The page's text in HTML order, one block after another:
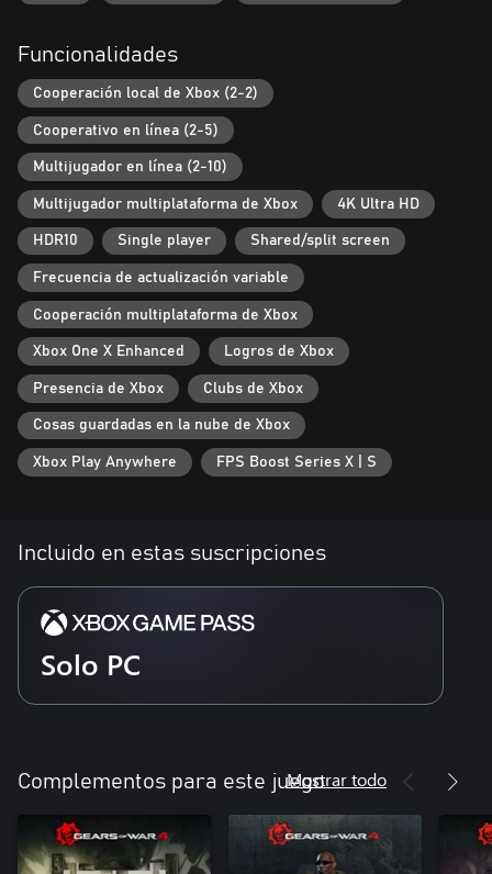
Funcionalidades
Cooperación local de Xbox (2-2)
Cooperativo en línea (2-5)
Multijugador en línea (2-10)
Multijugador multiplataforma de Xbox 4K Ultra HD
HDR10 Single player Shared/split screen
Frecuencia de actualización variable
Cooperación multiplataforma de Xbox
Xbox One X Enhanced Logros de Xbox
Presencia de Xbox Clubs de Xbox
Cosas guardadas en la nube de Xbox
Xbox Play Anywhere FPS Boost Series X | S
Incluido en estas suscripciones
Solo PC
Complementos para este juegoMostrar todo